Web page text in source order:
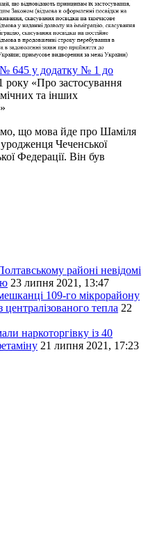
№ 645 у додатку № 1 до
року «Про застосування
та інших
що мова йде про Шаміля
Чеченської
Федерації. Він був
районі невідомі
23 липня 2021, 13:47
109-го мікрорайону
тепла 22
наркоторгівку із 40
21 липня 2021, 17:23